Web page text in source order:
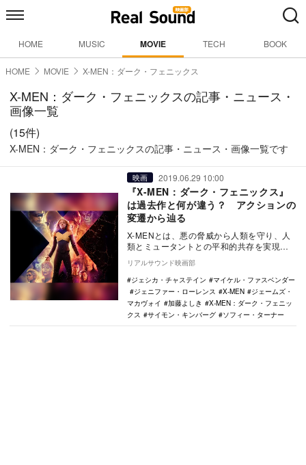
HOME MUSIC MOVIE TECH BOOK
HOME MOVIE X-MEN：ダーク・フェニックス
X-MEN：ダーク・フェニックスの記事・ニュース・
画像一覧
(15件)
X-MEN：ダーク・フェニックスの記事・ニュース・画像一覧です
映画 2019.06.29 10:00
『X-MEN：ダーク・フェニックス』
は過去作と何が違う？ アクションの
変遷から辿る
X-MENとは、悪の脅威から人類を守り、人
類とミュータントとの平和的共存を実現す
るために組織されたミュータントヒーロー
チームであ…
リアルサウンド映画部
ジェシカ・チャステイン
マイケル・ファスベンダー
ジェニファー・ローレンス
X-MEN
ジェームズ・
マカヴォイ
加藤よしき
X-MEN：ダーク・フェニッ
クス
サイモン・キンバーグ ソフィー・ターナー